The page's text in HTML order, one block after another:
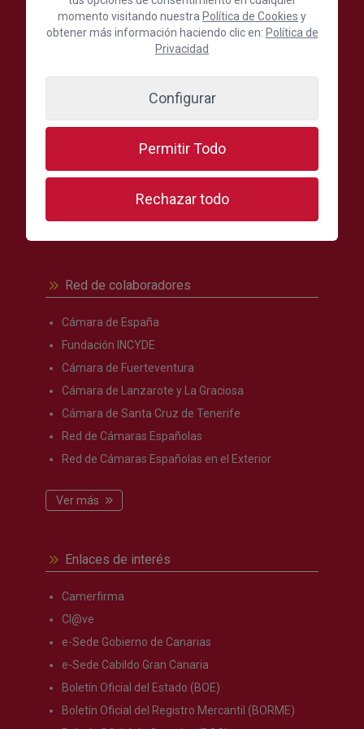
Secciones más visitadas
Turismo
Kit Digital
Red de colaboradores
Cámara de España
Fundación INCYDE
Cámara de Fuerteventura
Cámara de Lanzarote y La Graciosa
Cámara de Santa Cruz de Tenerife
Red de Cámaras Españolas
Red de Cámaras Españolas en el Exterior
Ver más
Enlaces de interés
Camerfirma
Cl@ve
e-Sede Gobierno de Canarias
e-Sede Cabildo Gran Canaria
Boletín Oficial del Estado (BOE)
Boletín Oficial del Registro Mercantil (BORME)
momento visitando nuestra Política de Cookies y
obtener más información haciendo clic en: Política de
Privacidad
Configurar
Permitir Todo
Rechazar todo